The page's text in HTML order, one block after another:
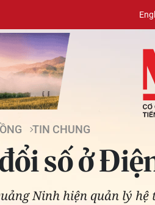
TIN CHUNG
số ở
Ninh hiện quản lý